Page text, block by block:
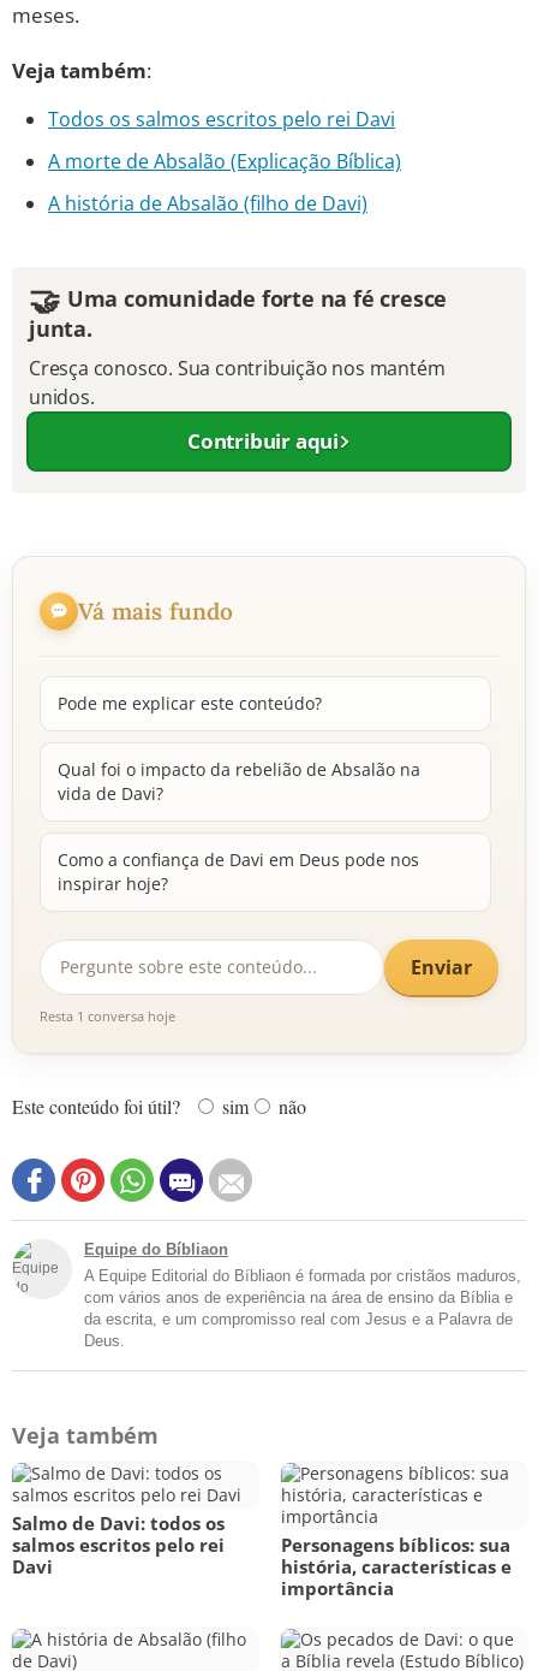
meses.
Veja também:
Todos os salmos escritos pelo rei Davi
A morte de Absalão (Explicação Bíblica)
A história de Absalão (filho de Davi)
🤝 Uma comunidade forte na fé cresce
junta.
Cresça conosco. Sua contribuição nos mantém
unidos.
Contribuir aqui
Vá mais fundo
Pode me explicar este conteúdo?
Qual foi o impacto da rebelião de Absalão na
vida de Davi?
Como a confiança de Davi em Deus pode nos
inspirar hoje?
Enviar
Resta 1 conversa hoje
Este conteúdo foi útil? sim não
Equipe do Bíbliaon
A Equipe Editorial do Bíbliaon é formada por cristãos maduros,
com vários anos de experiência na área de ensino da Bíblia e
da escrita, e um compromisso real com Jesus e a Palavra de
Deus.
Veja também
Salmo de Davi: todos os
salmos escritos pelo rei
Davi
Personagens bíblicos: sua
história, características e
importância